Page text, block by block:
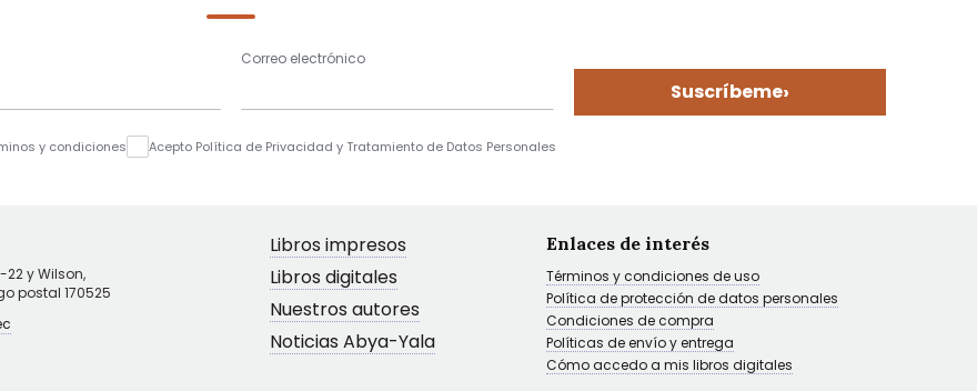
Correo electrónico
Suscríbeme›
y condiciones Acepto Política de Privacidad y Tratamiento de Datos Personales
22 y Wilson,
postal 170525
Libros impresos
Libros digitales
Nuestros autores
Noticias Abya-Yala
Enlaces de interés
Términos y condiciones de uso
Política de protección de datos personales
Condiciones de compra
Políticas de envío y entrega
Cómo accedo a mis libros digitales